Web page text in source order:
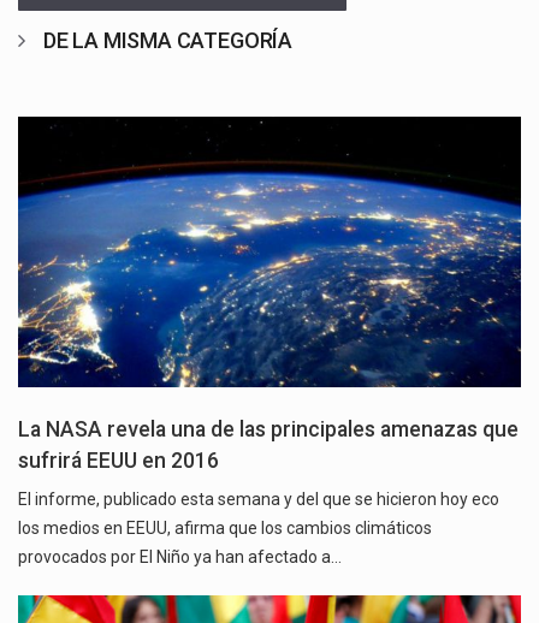
DE LA MISMA CATEGORÍA
La NASA revela una de las principales amenazas que
sufrirá EEUU en 2016
El informe, publicado esta semana y del que se hicieron hoy eco
los medios en EEUU, afirma que los cambios climáticos
provocados por El Niño ya han afectado a…